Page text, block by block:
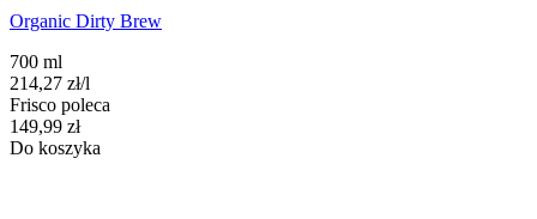
Organic Dirty Brew
700 ml
214,27 zł/l
Frisco poleca
Cena
149,99 zł
Do koszyka